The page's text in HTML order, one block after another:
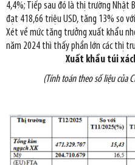
4,4%; Tiếp sau đó là thị trường Nhật
đạt 418,66 triệu USD, tăng 13% so
Xét về mức tăng trưởng xuất khẩu
năm 2024 thì thấy phần lớn các thị
Xuất khẩu túi
(Tính toán theo số liệu của